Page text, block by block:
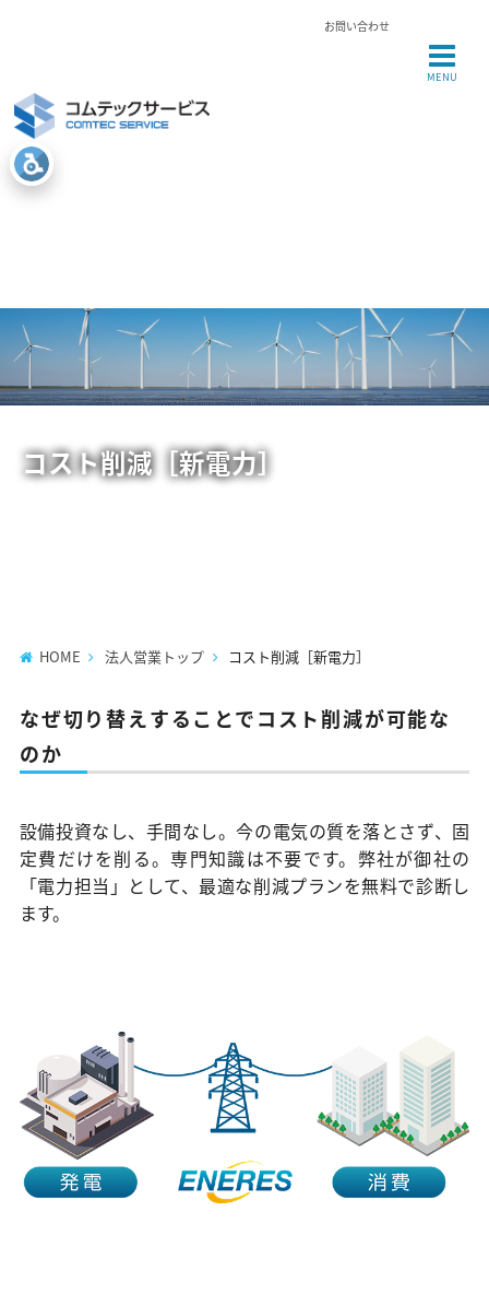
お問い合わせ
MENU
コスト削減［新電力］
HOME 法人営業トップ コスト削減［新電力］
なぜ切り替えすることでコスト削減が可能な
のか
設備投資なし、手間なし。今の電気の質を落とさず、固
定費だけを削る。専門知識は不要です。弊社が御社の
「電力担当」として、最適な削減プランを無料で診断し
ます。